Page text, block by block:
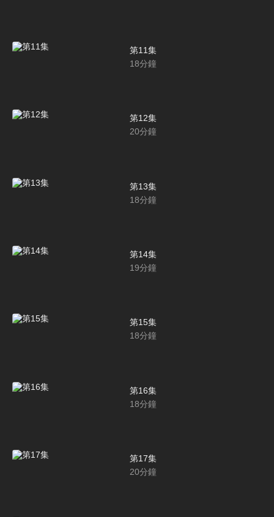
第11集
18分鐘
第12集
20分鐘
第13集
18分鐘
第14集
19分鐘
第15集
18分鐘
第16集
18分鐘
第17集
20分鐘